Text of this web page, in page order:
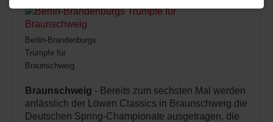
Berlin-Brandenburgs
Trümpfe für
Braunschweig
Braunschweig - Bereits zum sechsten Mal werden
anlässlich der Löwen Classics in Braunschweig die
Deutschen Spring-Championate ausgetragen, die